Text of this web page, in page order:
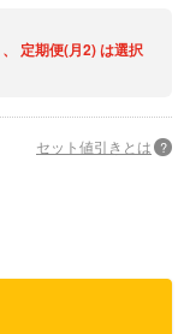
、 定期便(月2)は選択
セット値引きとは ?